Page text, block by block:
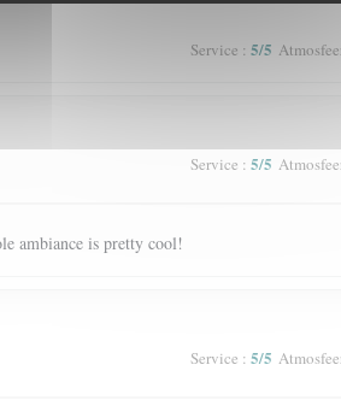
Service : 5/5
Service : 5/5
ambiance is pretty cool!
Service : 5/5